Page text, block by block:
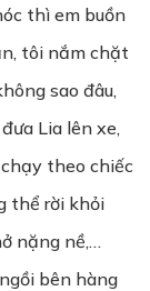
thì em buồn
tôi nắm chặt
sao đâu,
Lia lên xe,
theo chiếc
thể rời khỏi
nặng nề,…
bên hàng